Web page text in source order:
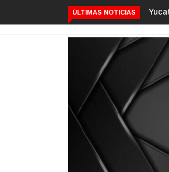
ÚLTIMAS NOTICIAS
Yucatán mantiene bajo